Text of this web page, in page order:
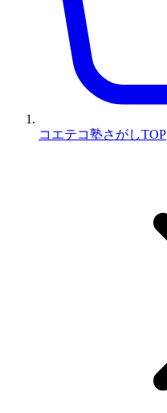
コエテコ塾さがしTOP